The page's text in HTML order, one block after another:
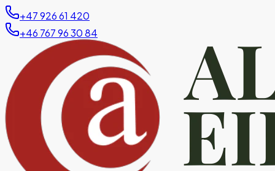
+47 926 61 420
+46 767 96 30 84